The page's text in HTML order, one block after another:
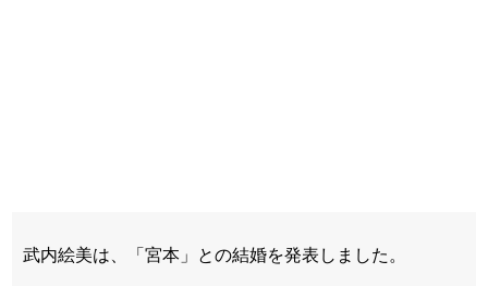
武内絵美は、「宮本」との結婚を発表しました。